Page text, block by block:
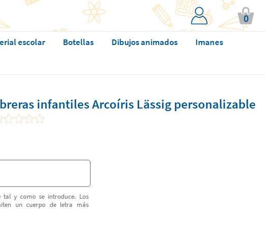
0
escolar Botellas Dibujos animados
Imanes
infantiles Arcoíris Lässig personalizable
tal y como se introduce. Los
un cuerpo de letra más